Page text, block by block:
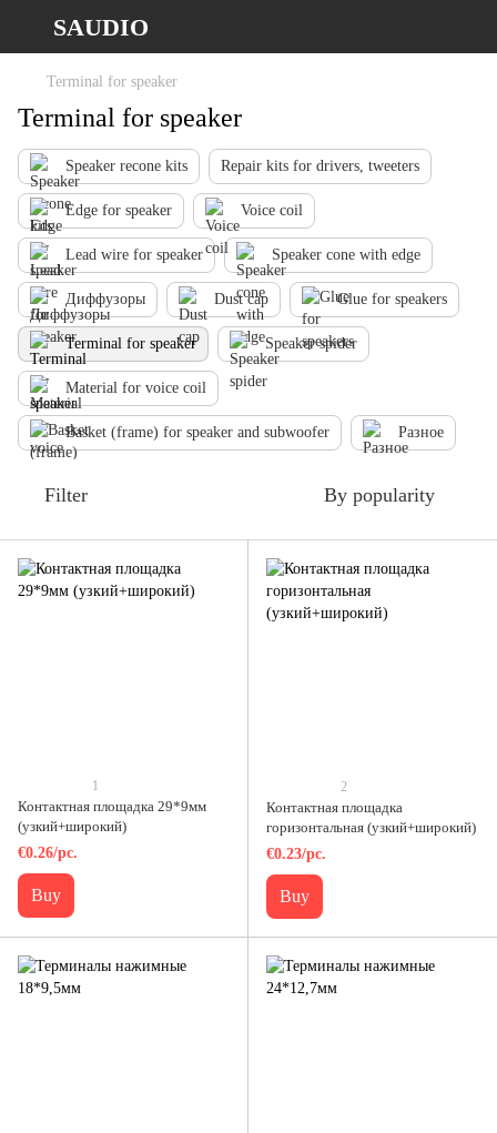
SAUDIO
Terminal for speaker
Terminal for speaker
Speaker recone kits Repair kits for drivers, tweeters
Edge for speaker Voice coil
Lead wire for speaker Speaker cone with edge
Диффузоры Dust cap Glue for speakers
Terminal for speaker Speaker spider
Material for voice coil
Basket (frame) for speaker and subwoofer Разное
Filter By popularity
1
Контактная площадка 29*9мм
(узкий+широкий)
€0.26/pc.
Buy
2
Контактная площадка
горизонтальная (узкий+широкий)
€0.23/pc.
Buy